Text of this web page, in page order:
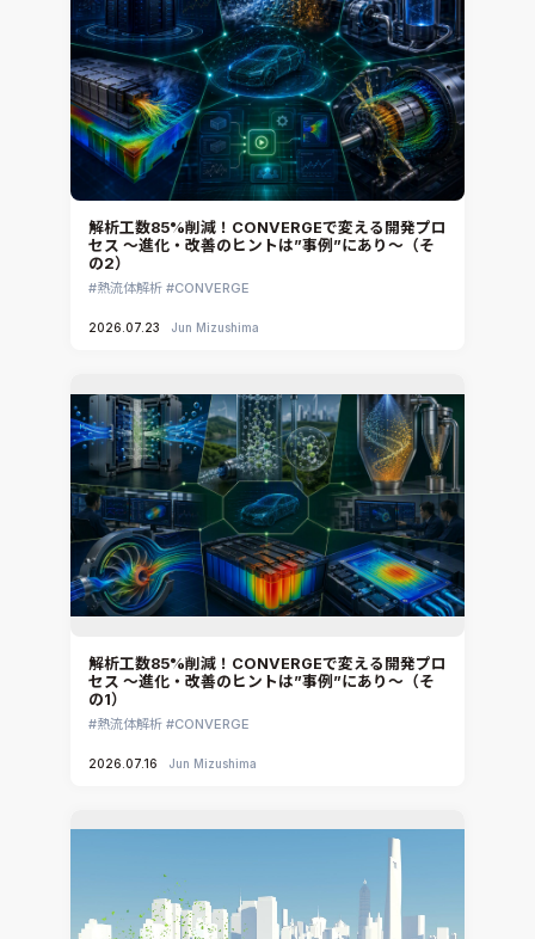
音響設計
CAE分野におけるAIコンサルティング
システム構築と開発
SIMULIA Abaqus Unified FEA
Simcenter Flotherm
Simcenter Flotherm XT
Ansys Electronics
DEMITASNX
Simcenter 3D Acoustics
Rocky
CATIA V5 Analysis
3DEXPERIENCE SIMULIA
ennovaCFD
MpCCI
Ansys Granta MI
Ansys Granta Selector
解析工数85%削減！CONVERGEで変える開発プロ
セス ～進化・改善のヒントは”事例”にあり～（そ
の2）
熱流体解析 CONVERGE
2026.07.23 Jun Mizushima
解析工数85%削減！CONVERGEで変える開発プロ
セス ～進化・改善のヒントは”事例”にあり～（そ
の1）
熱流体解析 CONVERGE
2026.07.16 Jun Mizushima